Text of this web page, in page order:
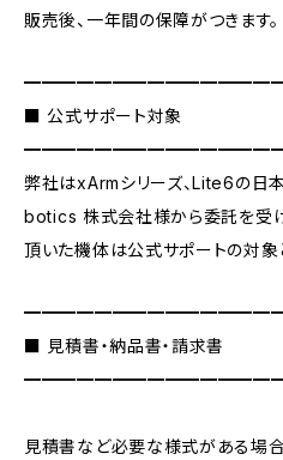
販売後、一年間の保障がつきます。
■ 公式サポート対象
弊社はxArmシリーズ、Lite6の
botics 株式会社様から委託を受け
頂いた機体は公式サポートの対象
■ 見積書・納品書・請求書
見積書など必要な様式がある場